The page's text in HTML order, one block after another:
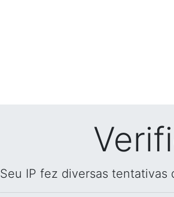
Seu IP fez diversas tentativas